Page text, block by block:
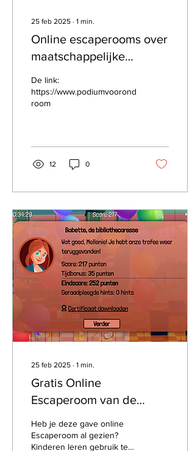
25 feb 2025 ∙ 1 min.
Online escaperooms over
maatschappelijke
De link:
https://www.podiumvooronderwijs.nl/escape-
room
12 0
25 feb 2025 ∙ 1 min.
Gratis Online
Escaperoom van de
Heb je deze gave online
Escaperoom al gezien?
Kinderen leren gebruik te